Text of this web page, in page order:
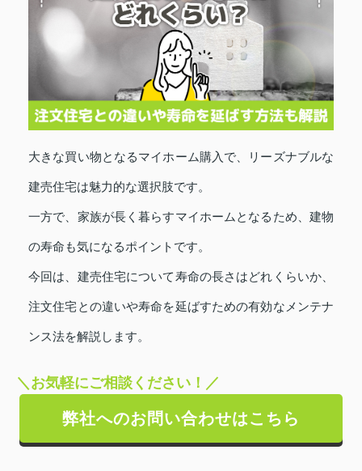
大きな買い物となるマイホーム購入で、リーズナブルな
建売住宅は魅力的な選択肢です。
一方で、家族が長く暮らすマイホームとなるため、建物
の寿命も気になるポイントです。
今回は、建売住宅について寿命の長さはどれくらいか、
注文住宅との違いや寿命を延ばすための有効なメンテナ
ンス法を解説します。
＼お気軽にご相談ください！／
弊社へのお問い合わせはこちら